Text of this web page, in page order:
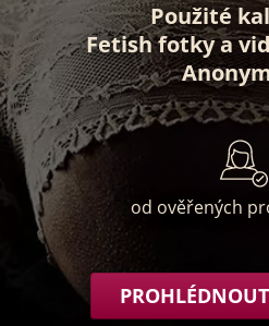
Použité
Fetish fotkya
od ověřených